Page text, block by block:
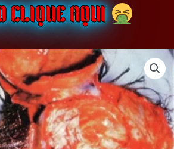
CLIQUE AQUI